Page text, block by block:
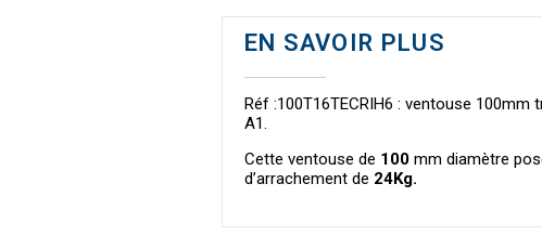
EN SAVOIR PLUS
Réf :100T16TECRIH6 : ventouse
A1.
Cette ventouse de 100 mm diamètre
d’arrachement de 24Kg.